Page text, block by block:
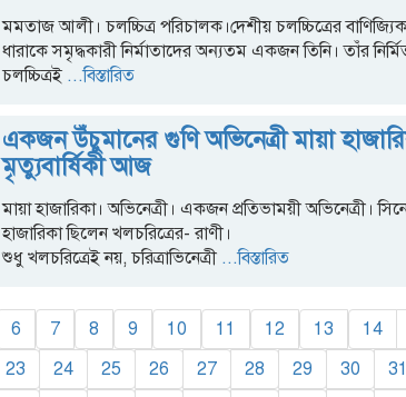
মমতাজ আলী। চলচ্চিত্র পরিচালক।দেশীয় চলচ্চিত্রের
ধারাকে সমৃদ্ধকারী নির্মাতাদের অন্যতম একজন তিনি। তাঁর
চলচ্চিত্রই...বিস্তারিত
একজন উঁচুমানের গুণি অভিনেত্রী মায়া
মৃত্যুবার্ষিকী আজ
মায়া হাজারিকা। অভিনেত্রী। একজন প্রতিভাময়ী অভিনেত্রী।
হাজারিকা ছিলেন খলচরিত্রের- রাণী।
শুধু খলচরিত্রেই নয়, চরিত্রাভিনেত্রী...বিস্তারিত
6 7 8 9 10 11 12 13 14
23 24 25 26 27 28 29 30 31